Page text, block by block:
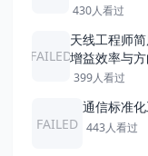
430人看过
FAILED
天线工程师
增益效率与
399人看过
FAILED
通信标准
443人看过